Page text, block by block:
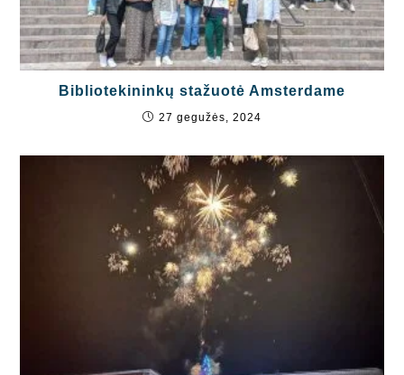
Bibliotekininkų stažuotė Amsterdame
27 gegužės, 2024